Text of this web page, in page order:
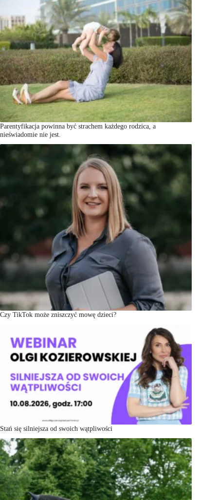
Parentyfikacja powinna być strachem każdego rodzica, a
nieświadomie nie jest.
Czy TikTok może zniszczyć mowę dzieci?
Stań się silniejsza od swoich wątpliwości